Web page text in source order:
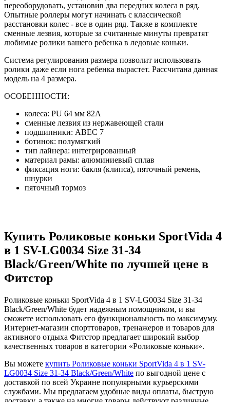
переоборудовать, установив два передних колеса в ряд.
Опытные роллеры могут начинать с классической
расстановки колес - все в один ряд. Также в комплекте
сменные лезвия, которые за считанные минуты превратят
любимые ролики вашего ребенка в ледовые коньки.
Система регулирования размера позволит использовать
ролики даже если нога ребенка вырастет. Рассчитана данная
модель на 4 размера.
ОСОБЕННОСТИ:
колеса: PU 64 мм 82А
сменные лезвия из нержавеющей стали
подшипники: ABEC 7
ботинок: полумягкий
тип лайнера: интегрированный
материал рамы: алюминиевый сплав
фиксация ноги: бакля (клипса), пяточный ремень,
шнурки
пяточный тормоз
Купить Роликовые коньки SportVida 4
в 1 SV-LG0034 Size 31-34
Black/Green/White по лучшей цене в
Фитстор
Роликовые коньки SportVida 4 в 1 SV-LG0034 Size 31-34
Black/Green/White будет надежным помощником, и вы
сможете использовать его функциональность по максимуму.
Интернет-магазин спорттоваров, тренажеров и товаров для
активного отдыха Фитстор предлагает широкий выбор
качественных товаров в категории «Роликовые коньки».
Вы можете купить Роликовые коньки SportVida 4 в 1 SV-
LG0034 Size 31-34 Black/Green/White по выгодной цене с
доставкой по всей Украине популярными курьерскими
службами. Мы предлагаем удобные виды оплаты, быструю